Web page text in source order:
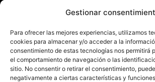
Gestionar
Para ofrecer las mejores experiencias, utilizamos
cookies para almacenar y/o acceder a la
consentimiento de estas tecnologías nos permitirá
el comportamiento de navegación o las
sitio. No consentir o retirar el consentimiento,
negativamente a ciertas características y
Subscríbete ao
boletín
Mantente informado das últimas
actividades do municipio.
recibe no teu enderezo electrónico